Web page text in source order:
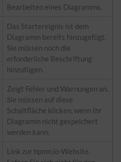
Bearbeiten eines Diagramms.
Das Startereignis ist dem
Diagramm bereits hinzugefügt.
Sie müssen noch die
erforderliche Beschriftung
hinzufügen.
Zeigt Fehler und Warnungen an.
Sie müssen auf diese
Schaltfläche klicken, wenn Ihr
Diagramm nicht gespeichert
werden kann.
Link zur bpmn.io-Website.